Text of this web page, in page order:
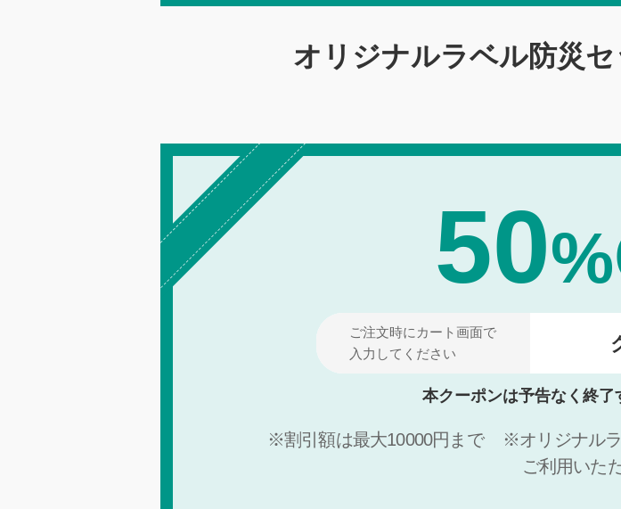
オリジナルラベル防災
50%
ご注文時にカート画面で
入力してください
本クーポンは予告なく終
※割引額は最大10000円まで
※オリジナル
ご利用いた